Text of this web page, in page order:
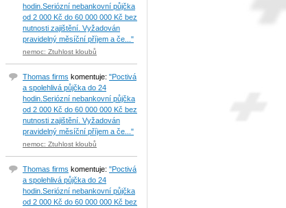
hodin.Seriózní nebankovní půjčka
od 2 000 Kč do 60 000 000 Kč bez
nutnosti zajištění. Vyžadován
pravidelný měsíční příjem a če..."
nemoc: Ztuhlost kloubů
Thomas firms komentuje: "Poctivá
a spolehlivá půjčka do 24
hodin.Seriózní nebankovní půjčka
od 2 000 Kč do 60 000 000 Kč bez
nutnosti zajištění. Vyžadován
pravidelný měsíční příjem a če..."
nemoc: Ztuhlost kloubů
Thomas firms komentuje: "Poctivá
a spolehlivá půjčka do 24
hodin.Seriózní nebankovní půjčka
od 2 000 Kč do 60 000 000 Kč bez